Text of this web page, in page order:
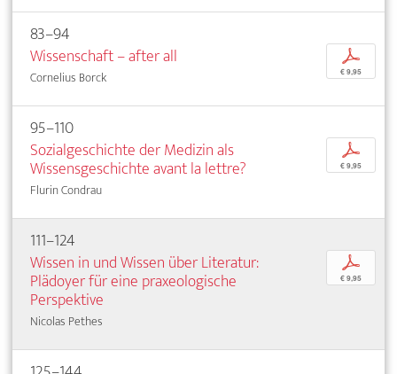
83–94
Wissenschaft – after all
Cornelius Borck
p
€ 9,95
95–110
Sozialgeschichte der Medizin als
Wissensgeschichte avant la lettre?
Flurin Condrau
p
€ 9,95
111–124
Wissen in und Wissen über Literatur:
Plädoyer für eine praxeologische
Perspektive
Nicolas Pethes
p
€ 9,95